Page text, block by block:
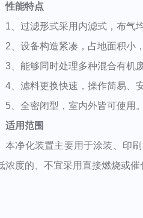
性能特点
过滤形式采用内滤式，布气均
设备构造紧凑，占地面积小，
能够同时处理多种混合有机废
滤料更换快速，操作简易、安
全密闭型，室内外皆可使用。
适用范围
化装置主要用于涂装、印刷
浓度的、不宜采用直接燃烧或